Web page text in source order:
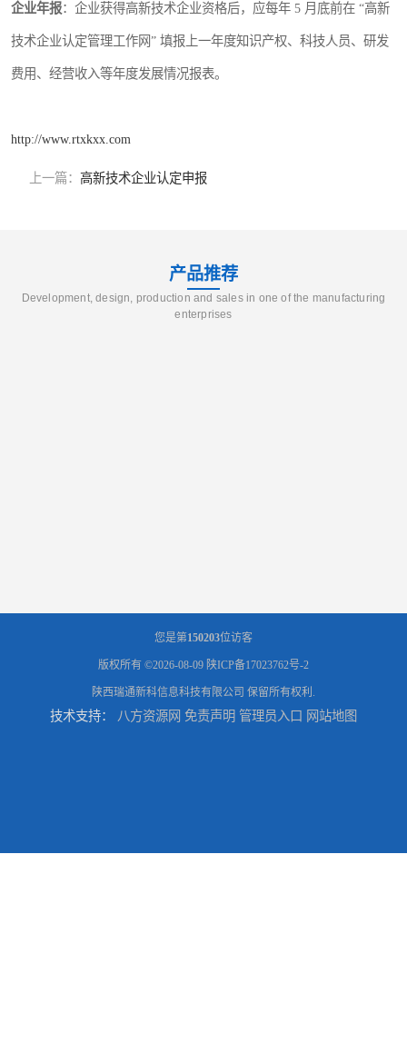
企业年报：企业获得高新技术企业资格后，应每年 5 月底前在 “高新
技术企业认定管理工作网” 填报上一年度知识产权、科技人员、研发
费用、经营收入等年度发展情况报表。
http://www.rtxkxx.com
上一篇： 高新技术企业认定申报
产品推荐
Development, design, production and sales in one of the manufacturing
enterprises
您是第150203位访客
版权所有 ©2026-08-09 陕ICP备17023762号-2
陕西瑞通新科信息科技有限公司 保留所有权利.
技术支持： 八方资源网 免责声明 管理员入口 网站地图